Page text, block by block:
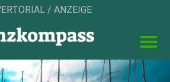
/ ANZEIGE